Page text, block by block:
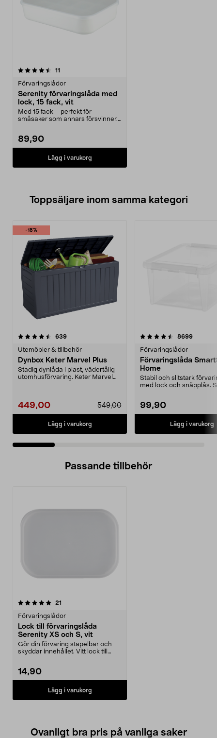
11
Förvaringslådor
Serenity förvaringslåda med
lock, 15 fack, vit
Med 15 fack – perfekt för
småsaker som annars försvinner.
89,90
Lägg i varukorg
Toppsäljare inom samma kategori
-18%
639recensioner
Utemöbler & tillbehör
Dynbox Keter Marvel Plus
Stadig dynlåda i plast, vädertålig
utomhusförvaring. Keter Marvel
449,00 549,00
Lägg i varukorg
4.5 av 5 stjärnor 8699
Förvaringslådor
Förvaringslåda
Home
Stabil och slitstark
med lock och snäpplås.
99,90
Lägg i varukorg
4.5 av 5 stjärnor
Passande tillbehör
21
Förvaringslådor
Lock till förvaringslåda
Serenity XS och S, vit
Gör din förvaring stapelbar och
skyddar innehållet. Vitt lock till
14,90
Lägg i varukorg
Ovanligt bra pris på vanliga saker